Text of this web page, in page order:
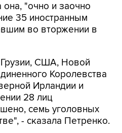
"очно и заочно
35 иностранным
во вторжении в
США, Новой
Королевства
Ирландии и
28 лиц
семь уголовных
- сказала Петренко.